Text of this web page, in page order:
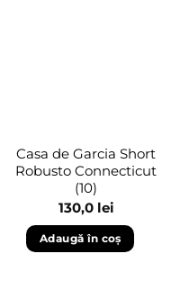
Casa de Garcia Short
Robusto Connecticut
(10)
130,0 lei
Adaugă în coș